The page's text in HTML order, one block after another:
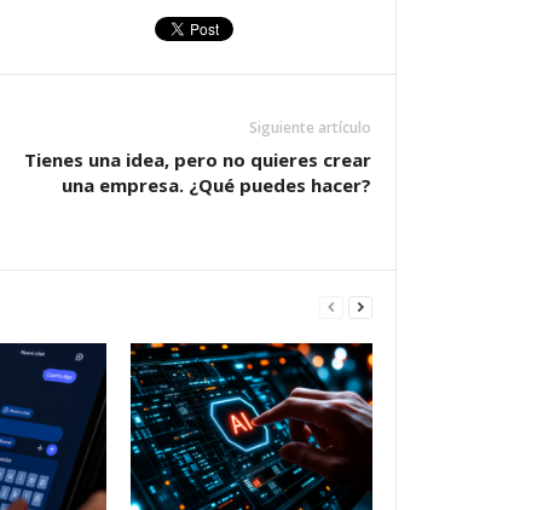
Siguiente artículo
Tienes una idea, pero no quieres crear
una empresa. ¿Qué puedes hacer?